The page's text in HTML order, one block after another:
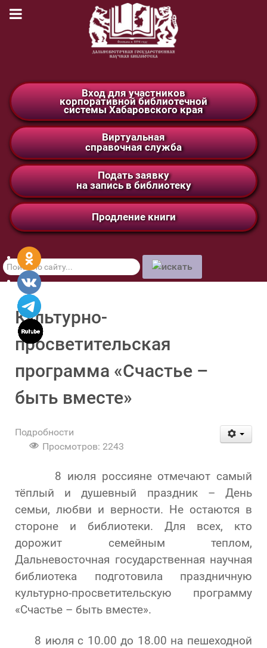
Вход для участников
корпоративной библиотечной
системы Хабаровского края
Виртуальная
справочная служба
Подать заявку
на запись в библиотеку
Продление книги
Поиск
по
сайту
Культурно-
просветительская
программа «Счастье –
быть вместе»
Подробности
Просмотров: 2243
8 июля россияне отмечают самый
тёплый и душевный праздник – День
семьи, любви и верности. Не остаются в
стороне и библиотеки. Для всех, кто
дорожит семейным теплом,
Дальневосточная государственная научная
библиотека подготовила праздничную
культурно-просветительскую программу
«Счастье – быть вместе».
8 июля с 10.00 до 18.00 на пешеходной